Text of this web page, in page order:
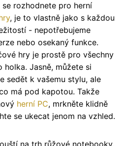
rozhodnete pro herní
, je to vlastně jako s každou
- nepotřebujeme
nebo osekaný funkce.
hry je prostě pro všechny
holka. Jasně, můžete si
sedět k vašemu stylu, ale
má pod kapotou. Takže
herní PC, mrkněte klidně
se ukecat jenom na vzhled.